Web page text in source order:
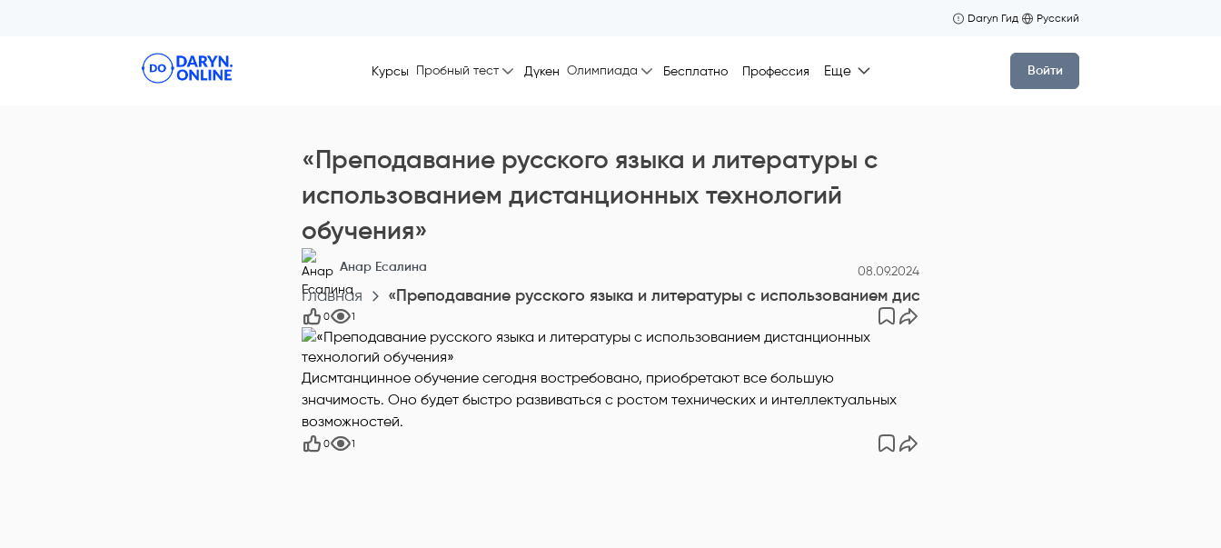
Daryn Гид Русский
Курсы Пробный тест Дүкен Олимпиада Бесплатно Профессия Еще Войти
«Преподавание русского языка и литературы с
использованием дистанционных технологий
обучения»
Анар Есалина 08.09.2024
Главная «Преподавание русского языка и литературы с использованием дистанционных технологий обучения»
0 1
Дисмтанцинное обучение сегодня востребовано, приобретают все большую
значимость. Оно будет быстро развиваться с ростом технических и интеллектуальных
возможностей.
0 1